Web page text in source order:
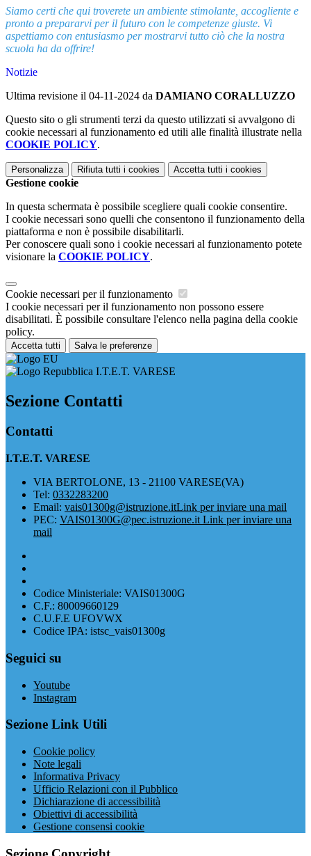
Siamo certi che qui troverete un ambiente stimolante, accogliente e
pronto a prepararvi per il futuro con le competenze giuste. Vi
aspettiamo con entusiasmo per mostrarvi tutto ciò che la nostra
scuola ha da offrire!
Notizie
Ultima revisione il 04-11-2024 da DAMIANO CORALLUZZO
Questo sito o gli strumenti terzi da questo utilizzati si avvalgono di
cookie necessari al funzionamento ed utili alle finalità illustrate nella
COOKIE POLICY.
Personalizza Rifiuta tutti i cookies Accetta tutti i cookies
Gestione cookie
In questa schermata è possibile scegliere quali cookie consentire.
I cookie necessari sono quelli che consentono il funzionamento della
piattaforma e non è possibile disabilitarli.
Per conoscere quali sono i cookie necessari al funzionamento potete
visionare la COOKIE POLICY.
Cookie necessari per il funzionamento
I cookie necessari per il funzionamento non possono essere
disabilitati. È possibile consultare l'elenco nella pagina della cookie
policy.
Accetta tutti Salva le preferenze
I.T.E.T. VARESE
Sezione Contatti
Contatti
I.T.E.T. VARESE
VIA BERTOLONE, 13 - 21100 VARESE(VA)
Tel: 0332283200
Email: vais01300g@istruzione.itLink per inviare una mail
PEC: VAIS01300G@pec.istruzione.it Link per inviare una
mail
Codice Ministeriale: VAIS01300G
C.F.: 80009660129
C.U.F.E UFOVWX
Codice IPA: istsc_vais01300g
Seguici su
Youtube
Instagram
Sezione Link Utili
Cookie policy
Note legali
Informativa Privacy
Ufficio Relazioni con il Pubblico
Dichiarazione di accessibilità
Obiettivi di accessibilità
Gestione consensi cookie